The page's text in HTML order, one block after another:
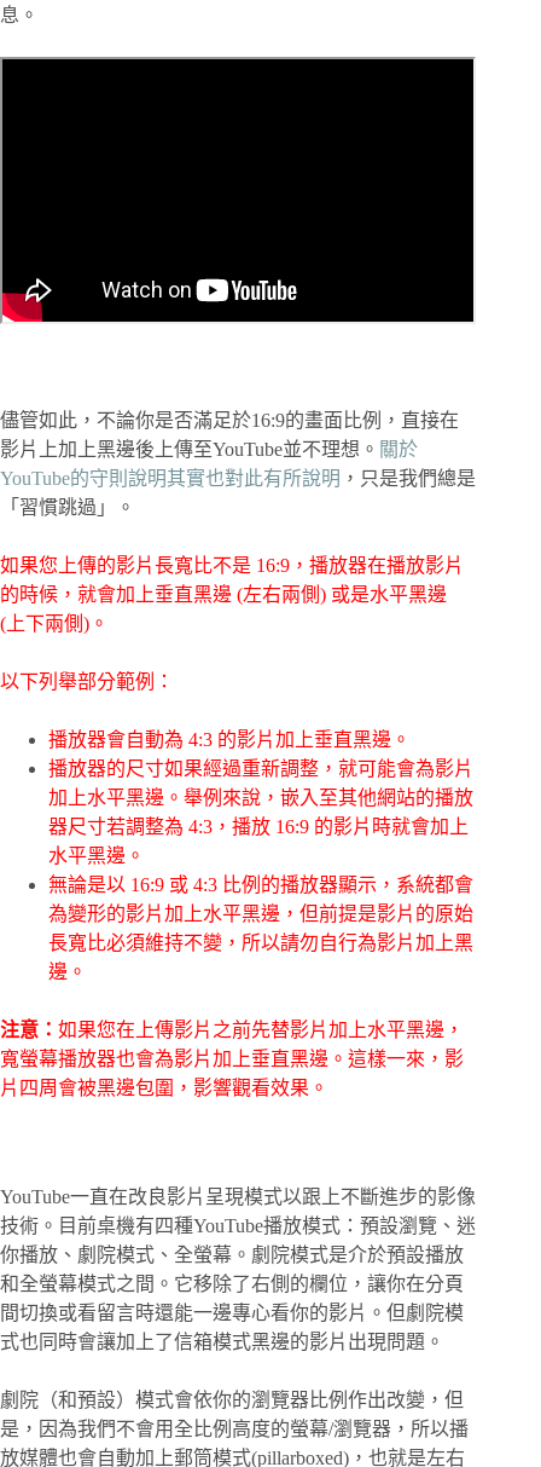
息。
儘管如此，不論你是否滿足於16:9的畫面比例，直接在
影片上加上黑邊後上傳至YouTube並不理想。 關於
YouTube的守則說明其實也對此有所說明 ，只是我們總是
「習慣跳過」。
如果您上傳的影片長寬比不是 16:9，播放器在播放影片
的時候，就會加上垂直黑邊 (左右兩側) 或是水平黑邊
(上下兩側)。
以下列舉部分範例：
播放器會自動為 4:3 的影片加上垂直黑邊。
播放器的尺寸如果經過重新調整，就可能會為影片
加上水平黑邊。舉例來說，嵌入至其他網站的播放
器尺寸若調整為 4:3，播放 16:9 的影片時就會加上
水平黑邊。
無論是以 16:9 或 4:3 比例的播放器顯示，系統都會
為變形的影片加上水平黑邊，但前提是影片的原始
長寬比必須維持不變，所以請勿自行為影片加上黑
邊。
注意： 如果您在上傳影片之前先替影片加上水平黑邊，
寬螢幕播放器也會為影片加上垂直黑邊。這樣一來，影
片四周會被黑邊包圍，影響觀看效果。
YouTube一直在改良影片呈現模式以跟上不斷進步的影像
技術。目前桌機有四種YouTube播放模式：預設瀏覽、迷
你播放、劇院模式、全螢幕。劇院模式是介於預設播放
和全螢幕模式之間。它移除了右側的欄位，讓你在分頁
間切換或看留言時還能一邊專心看你的影片。但劇院模
式也同時會讓加上了信箱模式黑邊的影片出現問題。
劇院（和預設）模式會依你的瀏覽器比例作出改變，但
是，因為我們不會用全比例高度的螢幕/瀏覽器，所以播
放媒體也會自動加上郵筒模式(pillarboxed)，也就是左右